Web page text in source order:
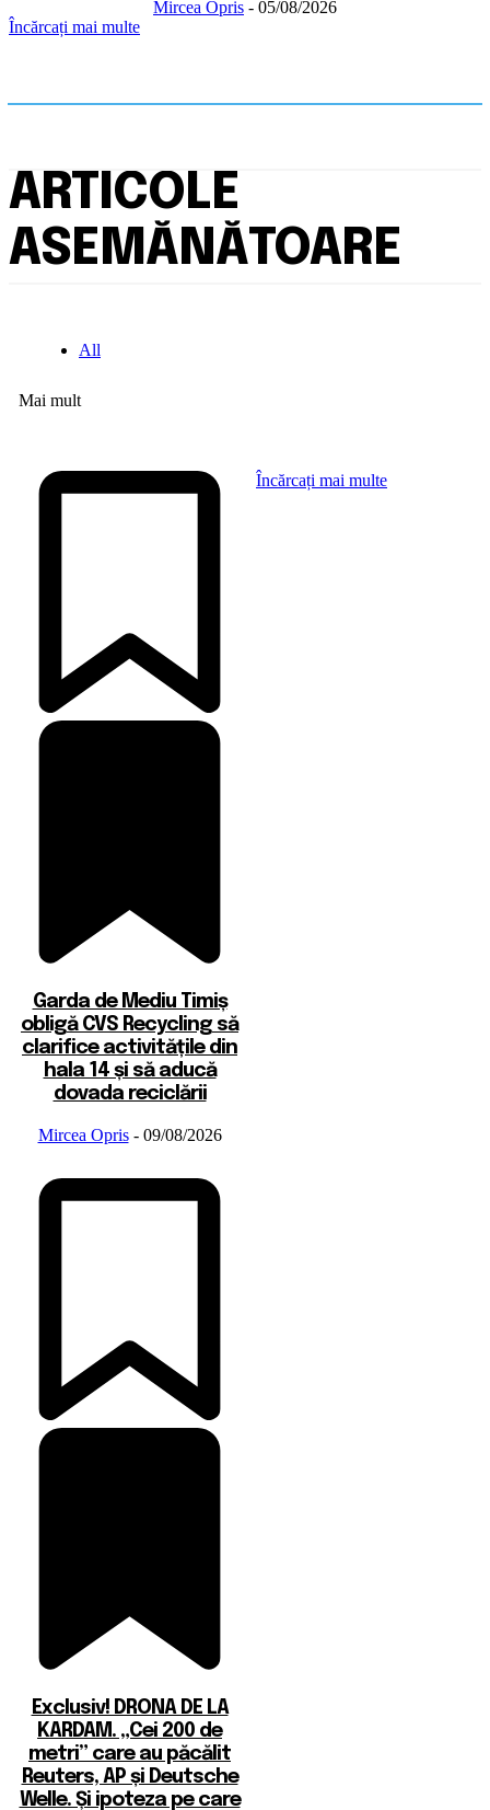
Mircea Opris - 05/08/2026
Încărcați mai multe
ARTICOLE
ASEMĂNĂTOARE
All
Mai mult
Garda de Mediu Timiș
obligă CVS Recycling să
clarifice activitățile din
hala 14 și să aducă
dovada reciclării
Mircea Opris - 09/08/2026
Exclusiv! DRONA DE LA
KARDAM. „Cei 200 de
metri” care au păcălit
Reuters, AP și Deutsche
Welle. Și ipoteza pe care
Încărcați mai multe